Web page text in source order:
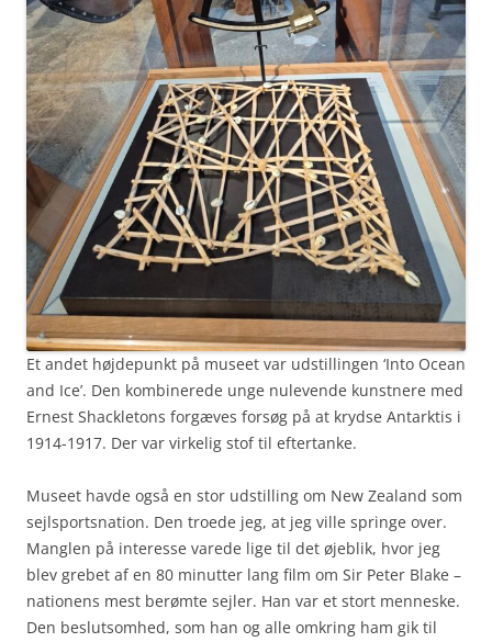
Et andet højdepunkt på museet var udstillingen ‘Into Ocean
and Ice’. Den kombinerede unge nulevende kunstnere med
Ernest Shackletons forgæves forsøg på at krydse Antarktis i
1914-1917. Der var virkelig stof til eftertanke.
Museet havde også en stor udstilling om New Zealand som
sejlsportsnation. Den troede jeg, at jeg ville springe over.
Manglen på interesse varede lige til det øjeblik, hvor jeg
blev grebet af en 80 minutter lang film om Sir Peter Blake –
nationens mest berømte sejler. Han var et stort menneske.
Den beslutsomhed, som han og alle omkring ham gik til